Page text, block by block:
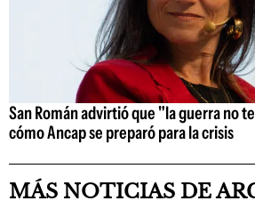
San Román advirtió que "la guerra no
cómo Ancap se preparó para la crisis
MÁS NOTICIAS DE